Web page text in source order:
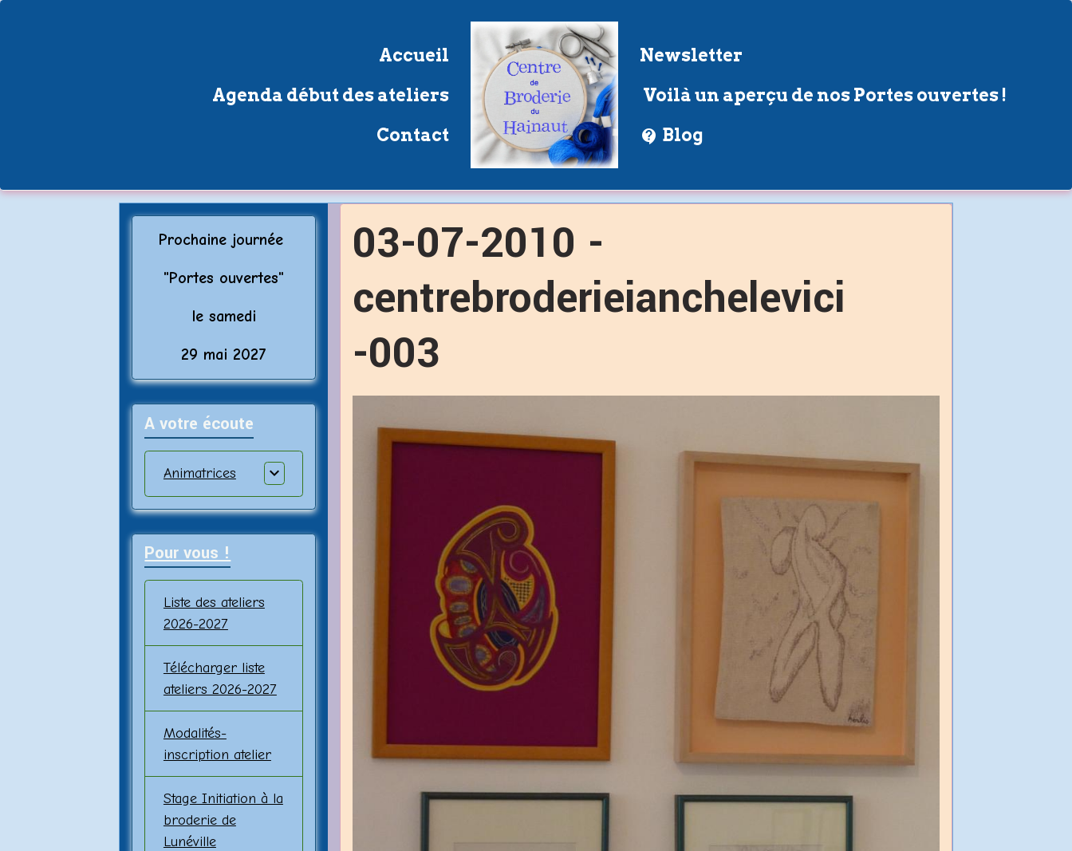
Accueil
Agenda début des ateliers
Contact
Newsletter
Voilà un aperçu de nos Portes ouvertes !
Blog
03-07-2010 -
centrebroderieianchelevici
-003
Prochaine journée
"Portes ouvertes"
le samedi
29 mai 2027
A votre écoute
Animatrices
Pour vous !
Liste des ateliers
2026-2027
Télécharger liste
ateliers 2026-2027
Modalités-
inscription atelier
Stage Initiation à la
broderie de
Lunéville